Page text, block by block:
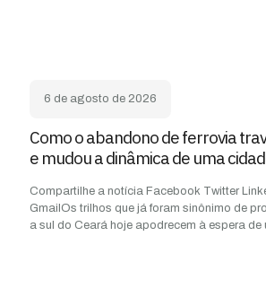
6 de agosto de 2026
Como o abandono de ferrovia
e mudou a dinâmica de uma
Compartilhe a notícia Facebook Twitter
GmailOs trilhos que já foram sinônimo de
a sul do Ceará hoje apodrecem à espera de